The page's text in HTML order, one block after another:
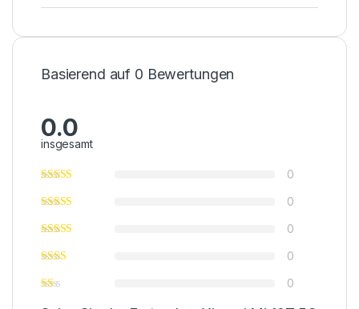
Basierend auf 0 Bewertungen
0.0
insgesamt
0
0
0
0
0